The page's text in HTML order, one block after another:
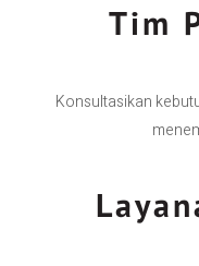
Tim
Konsultasikan